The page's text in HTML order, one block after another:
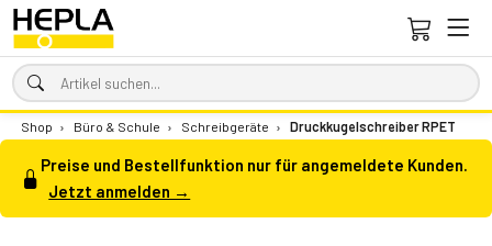
Shop › Büro & Schule › Schreibgeräte › Druckkugelschreiber RPET
Preise und Bestellfunktion nur für angemeldete Kunden.
Jetzt anmelden →